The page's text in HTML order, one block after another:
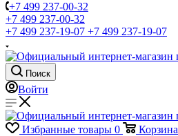
+7 499 237-00-32
+7 499 237-00-32
+7 499 237-19-07 +7 499 237-19-07
Поиск
Войти
Избранные товары 0 Корзина